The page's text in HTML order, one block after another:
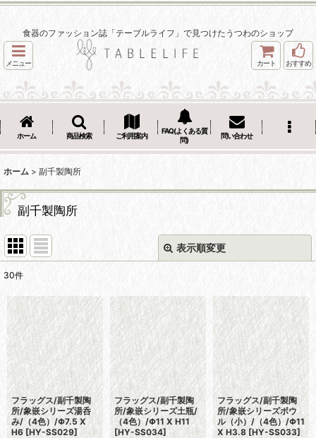
食器のファッション誌「テーブルライフ」で見つけたうつわのショップ
メニュー カート おすすめ
ホーム 商品検索 ご利用案内
FAQ(よくある質
問)
問い合わせ
ホーム > 副千製陶所
副千製陶所
表示順変更
並び順 :
絞り込む
30件
フラッグス/副千製陶
所/象嵌シリーズ湯呑
み/（4色）/Φ7.5 X
H6 [HY-SS029]
フラッグス/副千製陶
所/象嵌シリーズ土瓶/
（4色）/Φ11 X H11
[HY-SS034]
フラッグス/副千製陶
所/象嵌シリーズボウ
ル（小）/（4色）/Φ11
X H3.8 [HY-SS033]